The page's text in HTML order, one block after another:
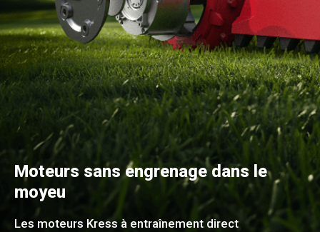
Moteurs sans engrenage dans le
moyeu
Les moteurs Kress à entraînement direct